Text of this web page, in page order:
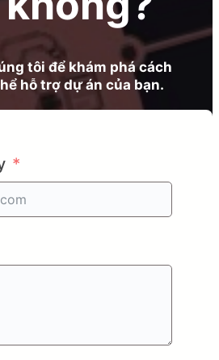
tôi để khám phá cách
hỗ trợ dự án của bạn.